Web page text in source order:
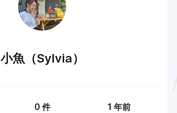
小魚（Sylvia）
0 件 1 年前